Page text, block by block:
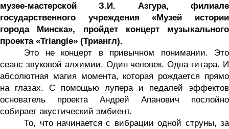
музее-мастерской З.И. Азгура, филиале
государственного учреждения «Музей истории
города Минска», пройдет концерт музыкального
проекта «Triangle» (Триангл).
Это не концерт в привычном понимании. Это
сеанс звуковой алхимии. Один человек. Одна гитара. И
абсолютная магия момента, которая рождается прямо
на глазах. С помощью лупера и педалей эффектов
основатель проекта Андрей Апанович послойно
собирает акустический эмбиент.
То, что начинается с вибрации одной струны, за